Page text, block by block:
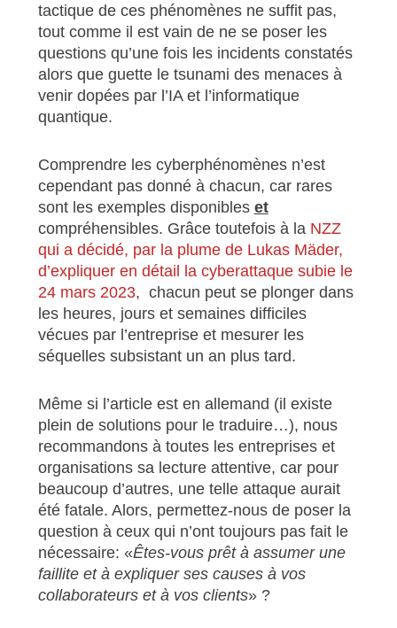
tactique de ces phénomènes ne suffit pas,
tout comme il est vain de ne se poser les
questions qu’une fois les incidents constatés
alors que guette le tsunami des menaces à
venir dopées par l’IA et l’informatique
quantique.
Comprendre les cyberphénomènes n’est
cependant pas donné à chacun, car rares
sont les exemples disponibles et
compréhensibles. Grâce toutefois à la NZZ
qui a décidé, par la plume de Lukas Mäder,
d’expliquer en détail la cyberattaque subie le
24 mars 2023, chacun peut se plonger dans
les heures, jours et semaines difficiles
vécues par l’entreprise et mesurer les
séquelles subsistant un an plus tard.
Même si l’article est en allemand (il existe
plein de solutions pour le traduire…), nous
recommandons à toutes les entreprises et
organisations sa lecture attentive, car pour
beaucoup d’autres, une telle attaque aurait
été fatale. Alors, permettez-nous de poser la
question à ceux qui n’ont toujours pas fait le
nécessaire: «Êtes-vous prêt à assumer une
faillite et à expliquer ses causes à vos
collaborateurs et à vos clients» ?